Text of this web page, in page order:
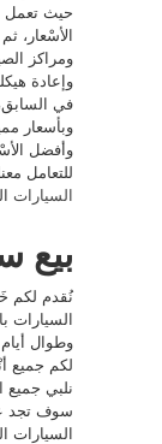
حيث تعمل
الأسْعار،
ومراكز
وإعادة
في
وبأسعار
وأفضل
للتعامل
السيارات
بيع
نُقدم لكم
وطوال
لكم جميع
نلبي جميع
سوف تجد
السيارات